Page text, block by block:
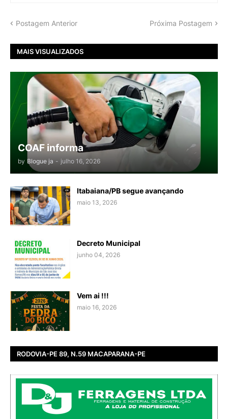
Postagem Anterior Próxima Postagem
MAIS VISUALIZADOS
COAF informa
by Blogue ja - julho 16, 2026
Itabaiana/PB segue avançando
maio 13, 2026
Decreto Municipal
junho 04, 2026
Vem ai !!!
maio 16, 2026
RODOVIA-PE 89, N.59 MACAPARANA-PE